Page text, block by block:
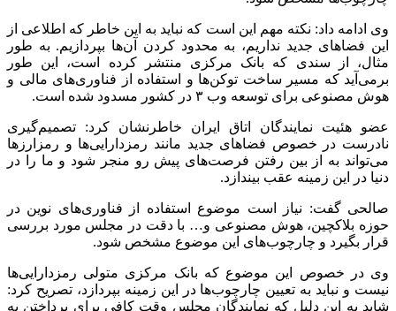
وی ادامه داد: به طور مثال، در حوزه انرژی می‌توانیم بهتوکنایز
کردن مبادرت کنیم و از این منظر مزیت‌های زیادی کسب کنیم. باید
خودمان را با فناوری‌های روز دنیا هماهنگ کنیم، وگرنه از چرخه
رقابت در بازارهای جهانی عقب می‌مانیم.
این نماینده مجلس گفت: می‌توانیم بهرمزارزهاو رمزدارایی‌ها به
عنوان یک بستر جدید و
پرفرصت نگاه کنیم. به منظور بهره بردن از
این فضا، باید اطلاعات کافی داشته باشیم و با موضوع آشنا شویم.
معمولاً وقتی تکنولوژی جدیدی عرضه می‌شود، نوعی مقاومت در
مقابل استفاده از آن وجود دارد که به خاطر عدم اطلاع از ابعاد
موضوع رخ می‌دهد.
صالحی گفت: بانک مرکزی متولی رمزدارایی‌ها نیست، باید در
مجلس به صورت کارشناسی به بررسی موضوع بپردازیم. باید با
حداکثر امکان به سمت استفاده از فرصت‌های رمزدارایی‌ها حرکت
کنیم و در این مسیر اقدامات ضدتوسعه
فناوری‌های نوین و راهبردی
نظیر بلاکچین کاملاً غلط است و در این زمینه مجلس بسیار بهتر از
بانک مرکزی می‌تواند ورود کند.